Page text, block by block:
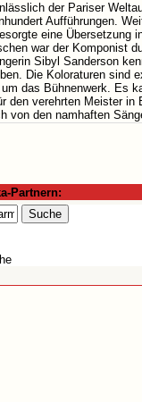
der Pariser
Aufführungen.
eine Übersetzung
war der Komponist
Sibyl Sanderson
Die Koloraturen sind
das Bühnenwerk. Es
den verehrten Meister
von den namhaften
Partnern: